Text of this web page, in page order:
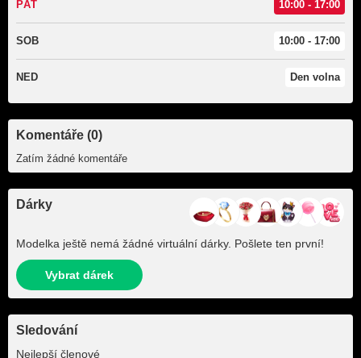
PÁT 10:00 - 17:00
SOB 10:00 - 17:00
NED Den volna
Komentáře (0)
Zatím žádné komentáře
Dárky
Modelka ještě nemá žádné virtuální dárky. Pošlete ten první!
Vybrat dárek
Sledování
Nejlepší členové